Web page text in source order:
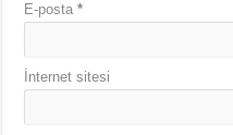
E-posta*
İnternet sitesi